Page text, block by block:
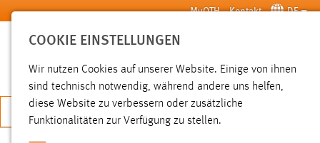
Zum Hauptinhalt springen MyOTH Kontakt DE
SUCHE
JETZT BEWERBEN
COOKIE EINSTELLUNGEN
Wir nutzen Cookies auf unserer Website. Einige von ihnen
sind technisch notwendig, während andere uns helfen,
diese Website zu verbessern oder zusätzliche
Funktionalitäten zur Verfügung zu stellen.